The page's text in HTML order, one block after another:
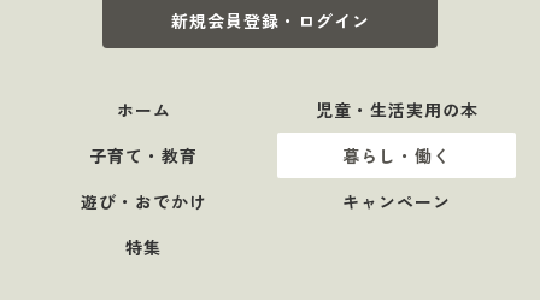
新規会員登録・ログイン
ホーム
児童・生活実用の本
子育て・教育
暮らし・働く
遊び・おでかけ
キャンペーン
特集